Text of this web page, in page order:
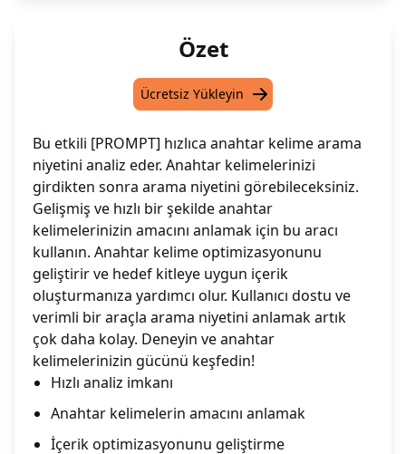
Özet
Ücretsiz Yükleyin
Bu etkili [PROMPT] hızlıca anahtar kelime arama
niyetini analiz eder. Anahtar kelimelerinizi
girdikten sonra arama niyetini görebileceksiniz.
Gelişmiş ve hızlı bir şekilde anahtar
kelimelerinizin amacını anlamak için bu aracı
kullanın. Anahtar kelime optimizasyonunu
geliştirir ve hedef kitleye uygun içerik
oluşturmanıza yardımcı olur. Kullanıcı dostu ve
verimli bir araçla arama niyetini anlamak artık
çok daha kolay. Deneyin ve anahtar
kelimelerinizin gücünü keşfedin!
Hızlı analiz imkanı
Anahtar kelimelerin amacını anlamak
İçerik optimizasyonunu geliştirme